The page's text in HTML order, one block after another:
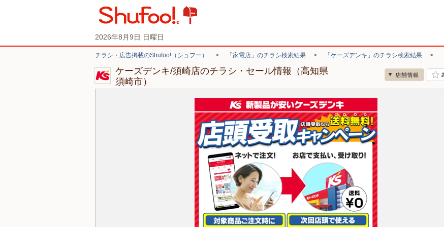
2026年8月9日 日曜日
チラシ・広告掲載のShufoo!（シュフー） > 「家電店」のチラシ検索結果 > 「ケーズデンキ」のチラシ検索結果 >
ケーズデンキ/須崎店のチラシ・セール情報（高知県
須崎市）